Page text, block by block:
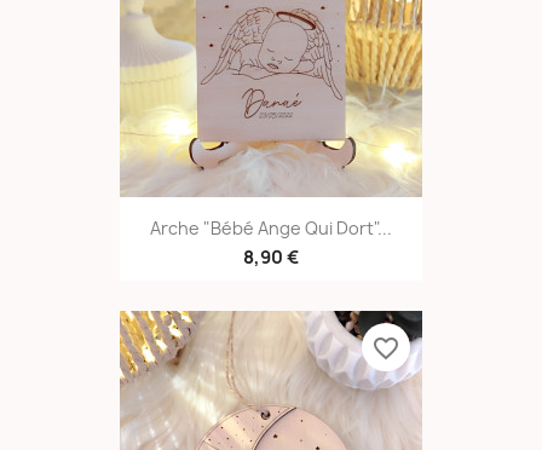
Arche "Bébé Ange Qui Dort"...
8,90 €
favorite_border